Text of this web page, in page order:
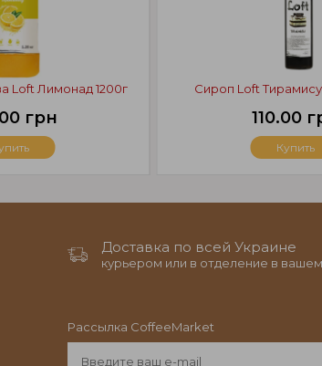
Loft Лимонад 1200г
грн
Сироп Loft
110.00
Купить
Доставка по всей Украине
курьером или в отделение в
Рассылка CoffeeMarket